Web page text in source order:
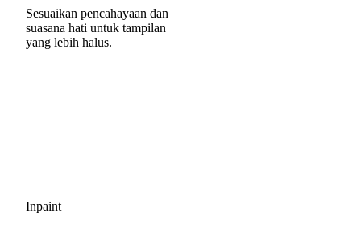
Sesuaikan pencahayaan dan
suasana hati untuk tampilan
yang lebih halus.
Inpaint